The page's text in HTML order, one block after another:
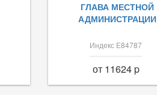
ГЛАВА МЕСТНОЙ
АДМИНИСТРАЦИИ
Индекс Е84787
от 11624 p